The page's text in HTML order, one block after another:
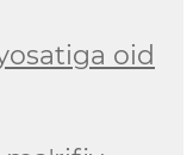
oid